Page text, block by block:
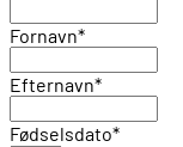
Fornavn*
Efternavn*
Fødselsdato*